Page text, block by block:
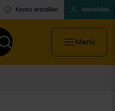
Konto erstellen Anmelden
Menü